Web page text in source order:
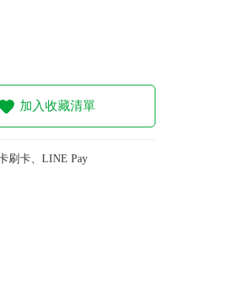
加入收藏清單
刷卡、LINE Pay